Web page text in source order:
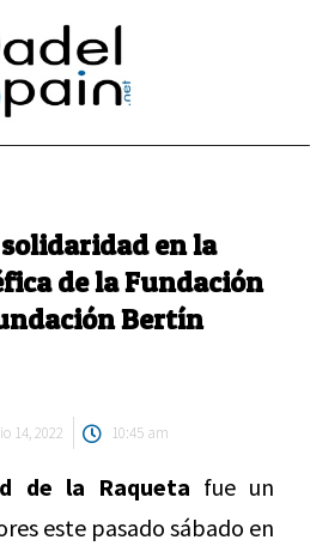
en la
de la Fundación
Bertín
14, 2022 10:45 am
de la Raqueta fue un
este pasado sábado en